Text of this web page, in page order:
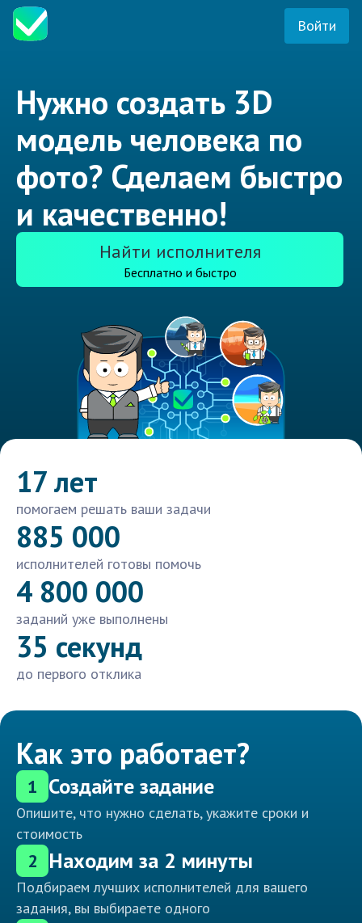
Войти
Нужно создать 3D
модель человека по
фото? Сделаем быстро
и качественно!
Найти исполнителя
Бесплатно и быстро
17 лет
помогаем решать ваши задачи
885 000
исполнителей готовы помочь
4 800 000
заданий уже выполнены
35 секунд
до первого отклика
Как это работает?
1 Создайте задание
Опишите, что нужно сделать, укажите сроки и
стоимость
2 Находим за 2 минуты
Подбираем лучших исполнителей для вашего
задания, вы выбираете одного